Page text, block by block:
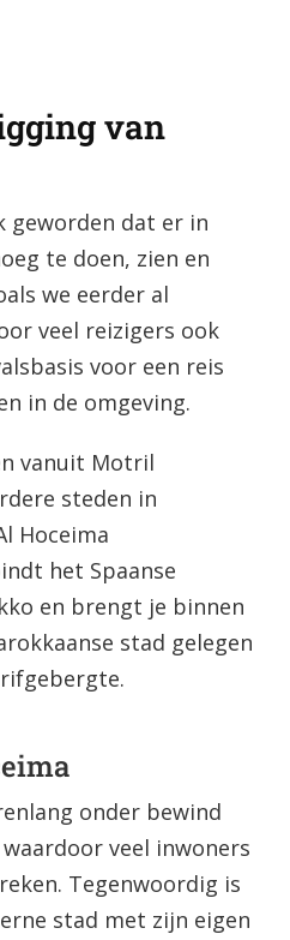
van
geworden dat er in
te doen, zien en
we eerder al
veel reizigers ook
voor een reis
in de omgeving.
vanuit Motril
steden in
Hoceima
het Spaanse
en brengt je binnen
stad gelegen
onder bewind
veel inwoners
Tegenwoordig is
stad met zijn eigen